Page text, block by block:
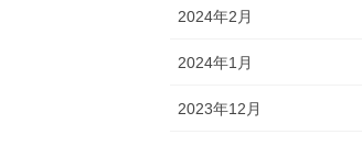
2024年2月
2024年1月
2023年12月